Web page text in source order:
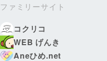
ファミリーサイト
コクリコ
WEB げんき
Aneひめ.net